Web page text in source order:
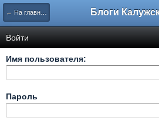
← На главную
Войти
Имя пользователя:
Пароль